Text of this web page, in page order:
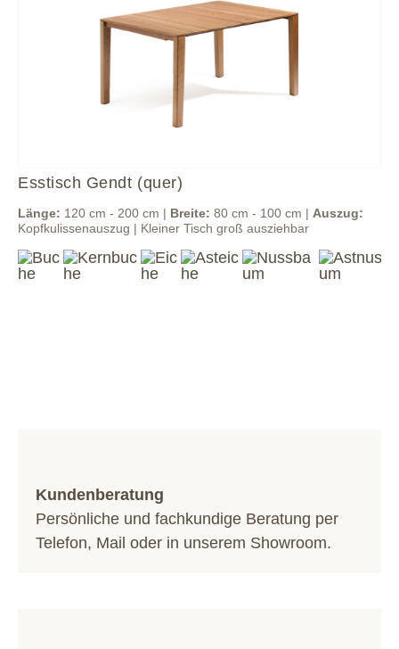
Esstisch Gendt (quer)
Länge: 120 cm - 200 cm | Breite: 80 cm - 100 cm | Auszug:
Kopfkulissenauszug | Kleiner Tisch groß ausziehbar
Kundenberatung
Persönliche und fachkundige Beratung per
Telefon, Mail oder in unserem Showroom.